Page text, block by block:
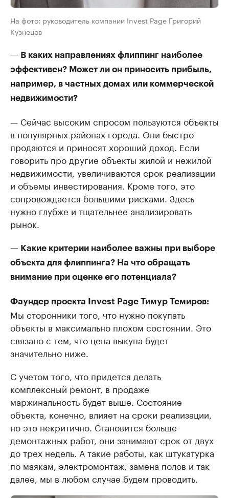
На фото: руководитель компании Invest Page Григорий
Кузнецов
— В каких направлениях флиппинг наиболее
эффективен? Может ли он приносить прибыль,
например, в частных домах или коммерческой
недвижимости?
— Сейчас высоким спросом пользуются объекты
в популярных районах города. Они быстро
продаются и приносят хороший доход. Если
говорить про другие объекты жилой и нежилой
недвижимости, увеличиваются срок реализации
и объемы инвестирования. Кроме того, это
сопровождается большими рисками. Здесь
нужно глубже и тщательнее анализировать
рынок.
— Какие критерии наиболее важны при выборе
объекта для флиппинга? На что обращать
внимание при оценке его потенциала?
Фаундер проекта Invest Page Тимур Темиров:
Мы сторонники того, что нужно покупать
объекты в максимально плохом состоянии. Это
связано с тем, что цена выкупа будет
значительно ниже.
С учетом того, что придется делать
комплексный ремонт, в продаже
маржинальность будет выше. Состояние
объекта, конечно, влияет на сроки реализации,
но это некритично. Становится больше
демонтажных работ, они занимают срок от двух
до трех недель. А такие работы, как штукатурка
по маякам, электромонтаж, замена полов и так
далее, мы в любом случае будем проводить.